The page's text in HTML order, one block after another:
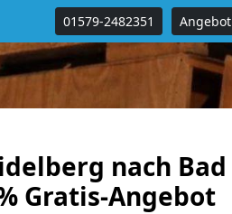
01579-2482351 Angebot
nach Bad
Gratis-Angebot